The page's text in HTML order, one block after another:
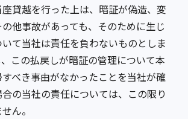
貸越を行った上は、暗証が偽造、変
他事故があっても、そのために生じ
て当社は責任を負わないものとしま
この払戻しが暗証の管理について本
べき事由がなかったことを当社が確
の当社の責任については、この限り
ん。